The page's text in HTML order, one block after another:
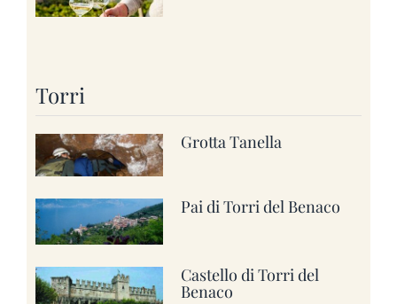
Torri
Grotta Tanella
Pai di Torri del Benaco
Castello di Torri del
Benaco